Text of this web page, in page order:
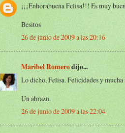
¡¡¡Enhorabuena Felisa!!! Es muy
Besitos
26 de junio de 2009 a las 20:16
Maribel Romerodijo...
Lo dicho, Felisa. Felicidades y mucha
Un abrazo.
26 de junio de 2009 a las 22:04